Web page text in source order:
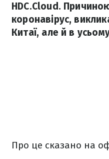
HDC.Cloud.
коронавірус,
Китаї, але й в усьому
Про це сказано на